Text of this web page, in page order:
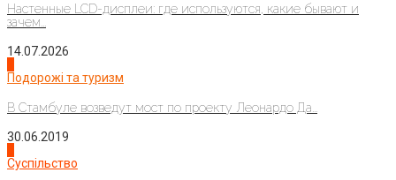
Настенные LCD-дисплеи: где используются, какие бывают и
зачем...
14.07.2026
Подорожі та туризм
В Стамбуле возведут мост по проекту Леонардо Да...
30.06.2019
Суспільство